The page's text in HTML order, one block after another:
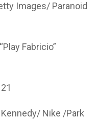
Images/ Paranoid
Fabricio”
Nike /Park